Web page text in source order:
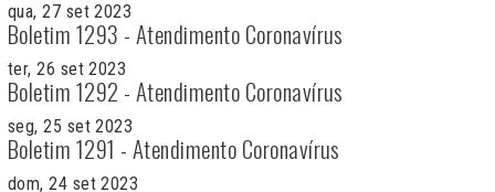
qua, 27 set 2023
Boletim 1293 - Atendimento Coronavírus
ter, 26 set 2023
Boletim 1292 - Atendimento Coronavírus
seg, 25 set 2023
Boletim 1291 - Atendimento Coronavírus
dom, 24 set 2023